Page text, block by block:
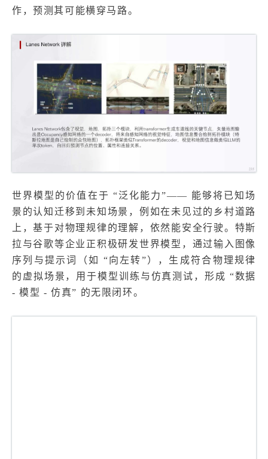
作，预测其可能横穿马路。
世界模型的价值在于 “泛化能力”—— 能够将已知场
景的认知迁移到未知场景，例如在未见过的乡村道路
上，基于对物理规律的理解，依然能安全行驶。特斯
拉与谷歌等企业正积极研发世界模型，通过输入图像
序列与提示词（如 “向左转”），生成符合物理规律
的虚拟场景，用于模型训练与仿真测试，形成 “数据
- 模型 - 仿真” 的无限闭环。